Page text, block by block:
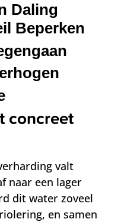
Daling
Beperken
concreet
valt
naar een lager
dit water zoveel
en samen